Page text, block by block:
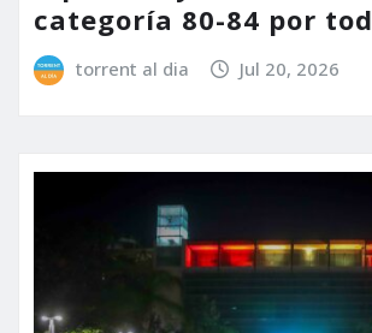
categoría 80-84 por
torrent al dia Jul 20, 2026